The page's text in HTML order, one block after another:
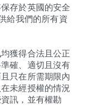
存於英國的安全
給我們的所有資
獲得合法且公正
確、適切且沒有
只在所需期限內
未經授權的情況
訊，並有權勘